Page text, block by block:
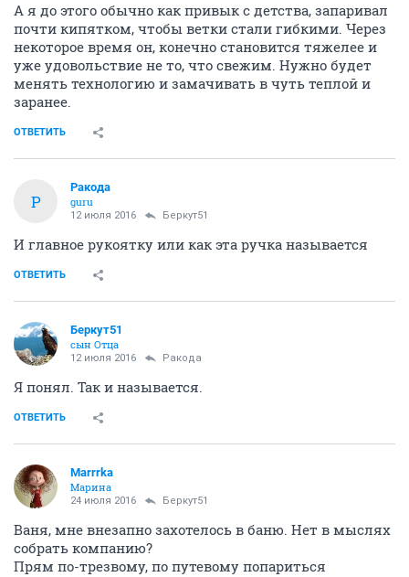
А я до этого обычно как привык с детства, запаривал
почти кипятком, чтобы ветки стали гибкими. Через
некоторое время он, конечно становится тяжелее и
уже удовольствие не то, что свежим. Нужно будет
менять технологию и замачивать в чуть теплой и
заранее.
ОТВЕТИТЬ
Р
Ракода
guru
12 июля 2016 Беркут51
И главное рукоятку или как эта ручка называется
ОТВЕТИТЬ
Беркут51
сын Отца
12 июля 2016 Ракода
Я понял. Так и называется.
ОТВЕТИТЬ
Marrrka
Марина
24 июля 2016 Беркут51
Ваня, мне внезапно захотелось в баню. Нет в мыслях
собрать компанию?
Прям по-трезвому, по путевому попариться